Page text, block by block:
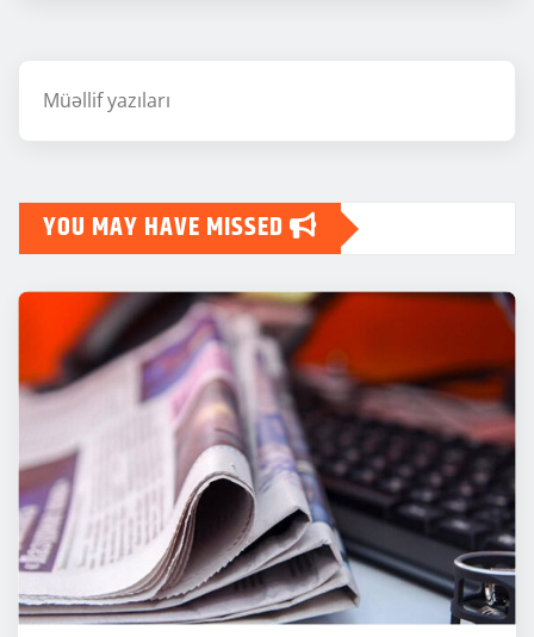
Müəllif yazıları
YOU MAY HAVE MISSED